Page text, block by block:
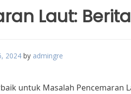
Laut:
2024 by admingre
untuk Masalah Pencemaran